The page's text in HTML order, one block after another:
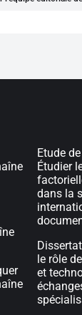
Etude
Étudier
dans la
le rôle
et